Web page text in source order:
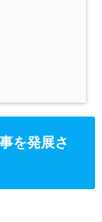
を発展さ